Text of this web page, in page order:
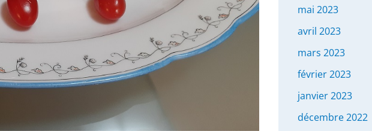
mai 2023
avril 2023
mars 2023
février 2023
janvier 2023
décembre 2022